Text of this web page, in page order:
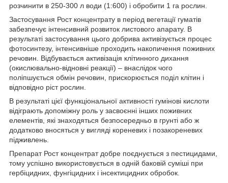
розчинити в 250-300 л води (1:600) і обробити 1 га рослин.
Застосування Рост концентрату в період вегетації гуматів
забезпечує інтенсивний розвиток листового апарату. В
результаті застосування цього добрива активізується процес
фотосинтезу, інтенсивніше проходить накопичення поживних
речовин. Відбувається активізація клітинного дихання
(окислювально-відновні реакції) – внаслідок чого
поліпшується обмін речовин, прискорюється поділ клітин і
відповідно ріст рослин.
В результаті цієї функціональної активності гумінові кислоти
відіграють допоміжну роль у засвоєнні інших поживних
елементів, які знаходяться безпосередньо в грунті або ж
додатково вносяться у вигляді кореневих і позакореневих
підживлень.
Препарат Рост концентрат добре поєднується з пестицидами,
тому успішно використовується в одній баковій суміші при
гербіцидних, фунгіцидних і інсектицидних обробок.